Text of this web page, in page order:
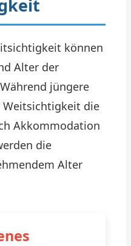
können
Alter der
jüngere
die
Akkommodation
die
Alter